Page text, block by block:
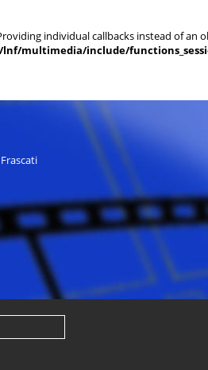
individual callbacks instead of
multimedia/include/